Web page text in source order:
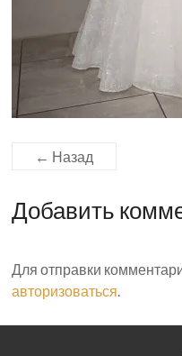
← Назад
Добавить
Для отправки
авторизоваться.